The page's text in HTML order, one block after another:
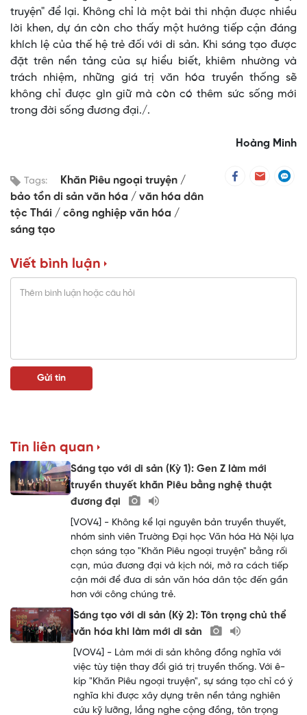
truyện" để lại. Không chỉ là một bài thi nhận được nhiều
lời khen, dự án còn cho thấy một hướng tiếp cận đáng
khích lệ của thế hệ trẻ đối với di sản. Khi sáng tạo được
đặt trên nền tảng của sự hiểu biết, khiêm nhường và
trách nhiệm, những giá trị văn hóa truyền thống sẽ
không chỉ được gìn giữ mà còn có thêm sức sống mới
trong đời sống đương đại./.
Hoàng Minh
Tags:
Khăn Piêu ngoại truyện
bảo tồn di sản văn hóa
văn hóa dân
tộc Thái
công nghiệp văn hóa
sáng tạo
Viết bình luận
Tin liên quan
Sáng tạo với di sản (Kỳ 1): Gen Z làm mới
truyền thuyết khăn Piêu bằng nghệ thuật
đương đại
[VOV4] - Không kể lại nguyên bản truyền thuyết,
nhóm sinh viên Trường Đại học Văn hóa Hà Nội lựa
chọn sáng tạo "Khăn Piêu ngoại truyện" bằng rối
cạn, múa đương đại và kịch nói, mở ra cách tiếp
cận mới để đưa di sản văn hóa dân tộc đến gần
hơn với công chúng trẻ.
Sáng tạo với di sản (Kỳ 2): Tôn trọng chủ thể
văn hóa khi làm mới di sản
[VOV4] - Làm mới di sản không đồng nghĩa với
việc tùy tiện thay đổi giá trị truyền thống. Với ê-
kíp "Khăn Piêu ngoại truyện", sự sáng tạo chỉ có ý
nghĩa khi được xây dựng trên nền tảng nghiên
cứu kỹ lưỡng, lắng nghe cộng đồng, tôn trọng